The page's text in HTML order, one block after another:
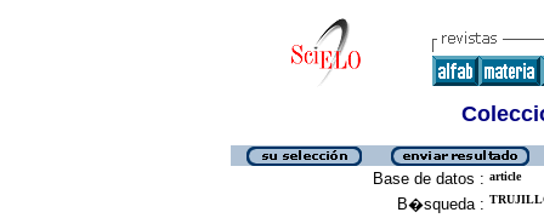
Base de datos : article
B�squeda :